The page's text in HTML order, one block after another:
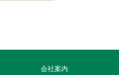
会社案内